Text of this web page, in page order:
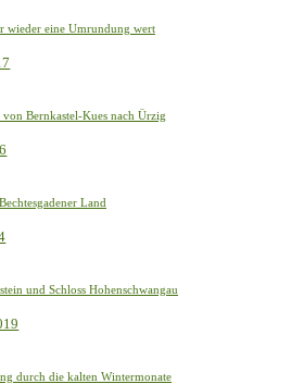
wieder eine Umrundung wert
Bernkastel-Kues nach Ürzig
Land
und Schloss Hohenschwangau
durch die kalten Wintermonate